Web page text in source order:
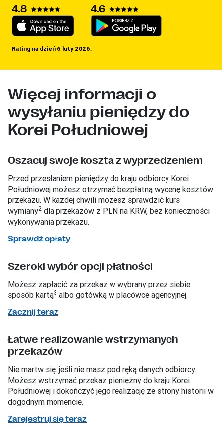
4.8 4.6
Rating na dzień 6 luty 2026.
Więcej informacji o
wysyłaniu pieniędzy do
Korei Południowej
Oszacuj swoje koszta z wyprzedzeniem
Przed przesłaniem pieniędzy do kraju odbiorcy Korei
Południowej możesz otrzymać bezpłatną wycenę kosztów
przekazu. W każdej chwili możesz sprawdzić kurs
wymiany2 dla przekazów z PLN na KRW, bez konieczności
wykonywania przekazu.
Sprawdź opłaty
Szeroki wybór opcji płatności
Możesz zapłacić za przekaz w wybrany przez siebie
sposób kartą3 albo gotówką w placówce agencyjnej.
Zacznij teraz
Łatwe realizowanie wstrzymanych
przekazów
Nie martw się, jeśli nie masz pod ręką danych odbiorcy.
Możesz wstrzymać przekaz pieniężny do kraju Korei
Południowej i dokończyć jego realizację ze strony historii w
dogodnym momencie.
Zarejestruj się teraz